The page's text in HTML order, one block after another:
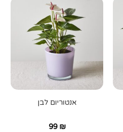
אנטוריום לבן
99 ₪